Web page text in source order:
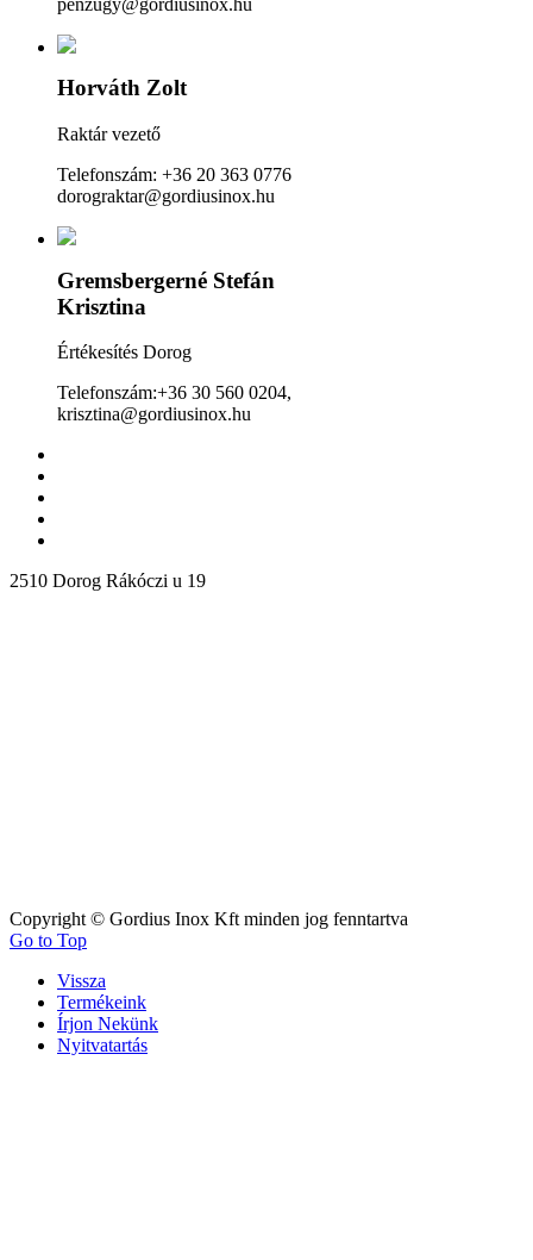
Horváth Zolt
Raktár vezető
Telefonszám: +36 20 363 0776
dorograktar@gordiusinox.hu
Gremsbergerné Stefán
Krisztina
Értékesítés Dorog
Telefonszám:+36 30 560 0204,
krisztina@gordiusinox.hu
2510 Dorog Rákóczi u 19
Copyright © Gordius Inox Kft minden jog fenntartva
Go to Top
Vissza
Termékeink
Írjon Nekünk
Nyitvatartás